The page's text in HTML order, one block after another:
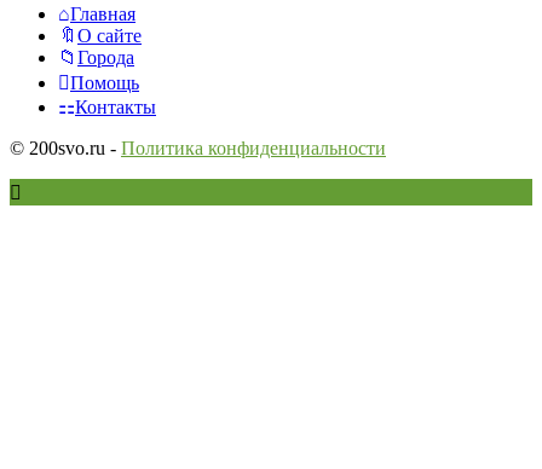
Исследовать
Главная
О сайте
Города
Помощь
Контакты
© 200svo.ru - Политика конфиденциальности